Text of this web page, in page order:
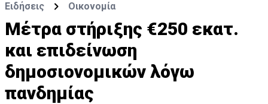
Ειδήσεις Οικονομία
Μέτρα στήριξης €250 εκατ.
και επιδείνωση
δημοσιονομικών λόγω
πανδημίας